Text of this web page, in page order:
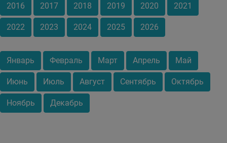
2016 2017 2018 2019 2020 2021
2022 2023 2024 2025 2026
Январь Февраль Март Апрель Май
Июнь Июль Август Сентябрь Октябрь
Ноябрь Декабрь